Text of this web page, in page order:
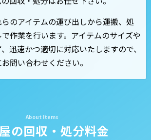
のアイテムの運び出しから運搬、処
作業を行います。アイテムのサイズや
迅速かつ適切に対応いたしますので、
問い合わせください。
の回収・処分料金